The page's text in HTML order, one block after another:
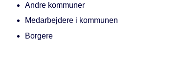
Andre kommuner
Medarbejdere i kommunen
Borgere